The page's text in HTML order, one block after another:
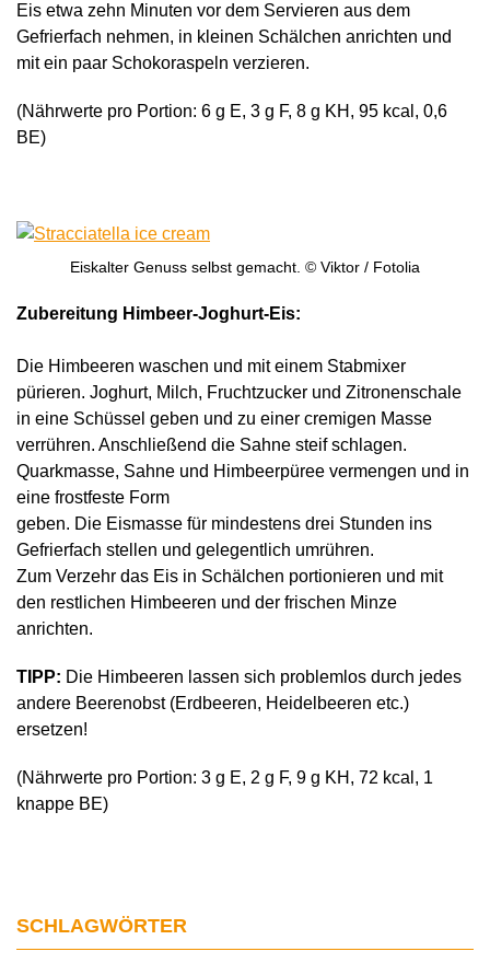
Eis etwa zehn Minuten vor dem Servieren aus dem
Gefrierfach nehmen, in kleinen Schälchen anrichten und
mit ein paar Schokoraspeln verzieren.
(Nährwerte pro Portion: 6 g E, 3 g F, 8 g KH, 95 kcal, 0,6
BE)
Eiskalter Genuss selbst gemacht. © Viktor / Fotolia
Zubereitung Himbeer-Joghurt-Eis:
Die Himbeeren waschen und mit einem Stabmixer
pürieren. Joghurt, Milch, Fruchtzucker und Zitronenschale
in eine Schüssel geben und zu einer cremigen Masse
verrühren. Anschließend die Sahne steif schlagen.
Quarkmasse, Sahne und Himbeerpüree vermengen und in
eine frostfeste Form
geben. Die Eismasse für mindestens drei Stunden ins
Gefrierfach stellen und gelegentlich umrühren.
Zum Verzehr das Eis in Schälchen portionieren und mit
den restlichen Himbeeren und der frischen Minze
anrichten.
TIPP: Die Himbeeren lassen sich problemlos durch jedes
andere Beerenobst (Erdbeeren, Heidelbeeren etc.)
ersetzen!
(Nährwerte pro Portion: 3 g E, 2 g F, 9 g KH, 72 kcal, 1
knappe BE)
SCHLAGWÖRTER